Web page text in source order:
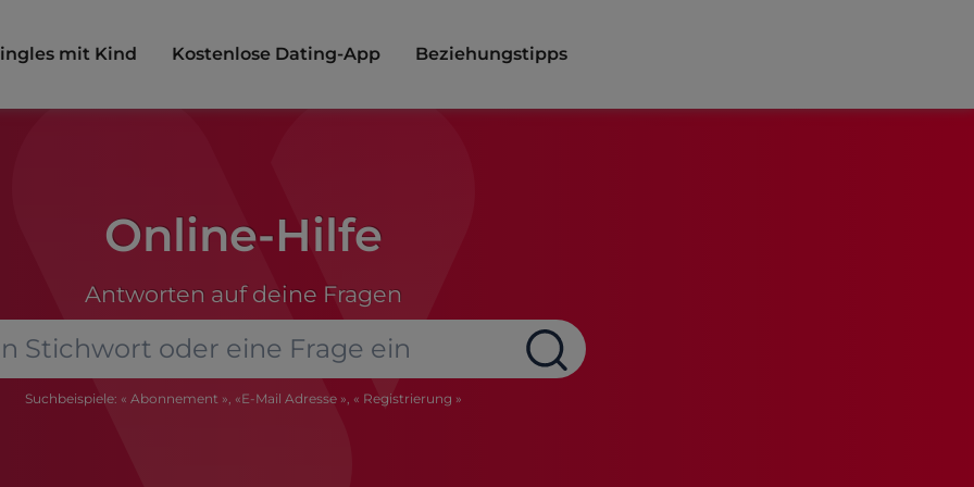
mit Kind Kostenlose Dating-App Beziehungstipps
Online-Hilfe
Antworten auf deine Fragen
Suchbeispiele: « Abonnement », «E-Mail Adresse », « Registrierung »